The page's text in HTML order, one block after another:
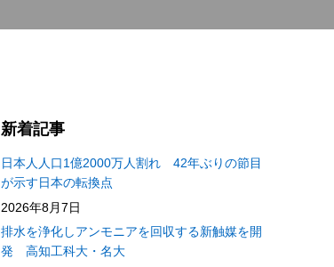
新着記事
日本人人口1億2000万人割れ 42年ぶりの節目
が示す日本の転換点
2026年8月7日
排水を浄化しアンモニアを回収する新触媒を開
発 高知工科大・名大